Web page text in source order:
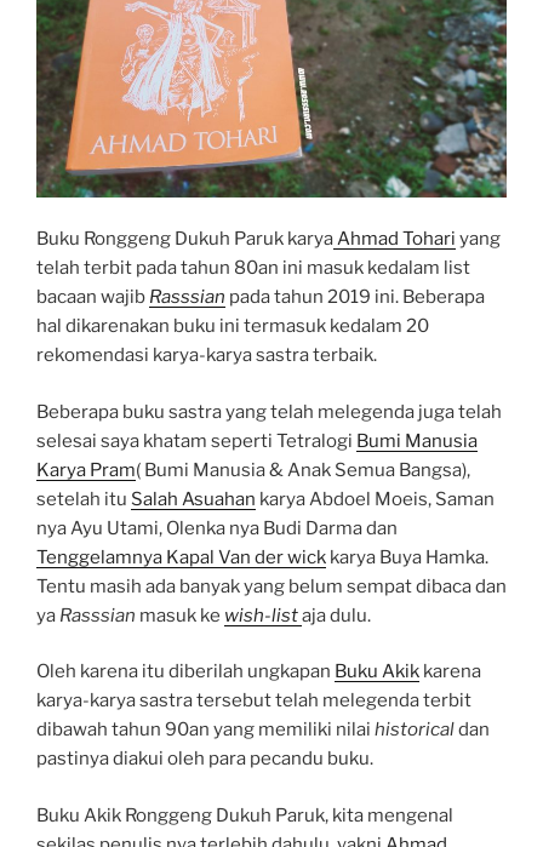
b
k
s
A
p
p
l
r
e
Buku Ronggeng Dukuh Paruk karyaAhmad Tohari yang
telah terbit pada tahun 80an ini masuk kedalam list
bacaan wajib Rasssian pada tahun 2019 ini. Beberapa
hal dikarenakan buku ini termasuk kedalam 20
rekomendasi karya-karya sastra terbaik.
Beberapa buku sastra yang telah melegenda juga telah
selesai saya khatam seperti Tetralogi Bumi Manusia
Karya Pram( Bumi Manusia & Anak Semua Bangsa),
setelah itu Salah Asuahan karya Abdoel Moeis, Saman
nya Ayu Utami, Olenka nya Budi Darma dan
Tenggelamnya Kapal Van der wick karya Buya Hamka.
Tentu masih ada banyak yang belum sempat dibaca dan
ya Rasssian masuk ke wish-listaja dulu.
Oleh karena itu diberilah ungkapan Buku Akik karena
karya-karya sastra tersebut telah melegenda terbit
dibawah tahun 90an yang memiliki nilai historicaldan
pastinya diakui oleh para pecandu buku.
Buku Akik Ronggeng Dukuh Paruk, kita mengenal